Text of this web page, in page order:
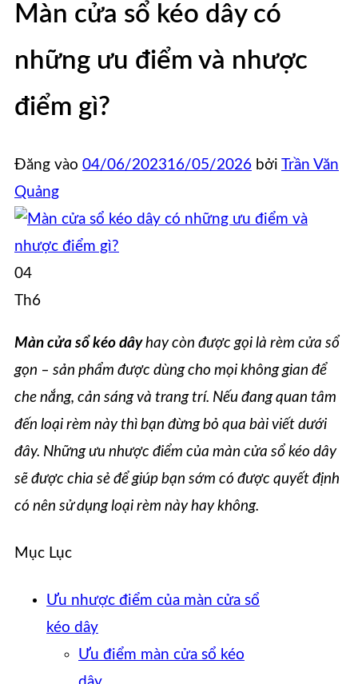
Màn cửa sổ kéo dây có
những ưu điểm và nhược
điểm gì?
Đăng vào 04/06/202316/05/2026 bởi Trần Văn
Quảng
04
Th6
Màn cửa sổ kéo dâyhay còn được gọi là rèm cửa sổ
gọn – sản phẩm được dùng cho mọi không gian để
che nắng, cản sáng và trang trí. Nếu đang quan tâm
đến loại rèm này thì bạn đừng bỏ qua bài viết dưới
đây. Những ưu nhược điểm của màn cửa sổ kéo dây
sẽ được chia sẻ để giúp bạn sớm có được quyết định
có nên sử dụng loại rèm này hay không.
Mục Lục
Ưu nhược điểm của màn cửa sổ
kéo dây
Ưu điểm màn cửa sổ kéo